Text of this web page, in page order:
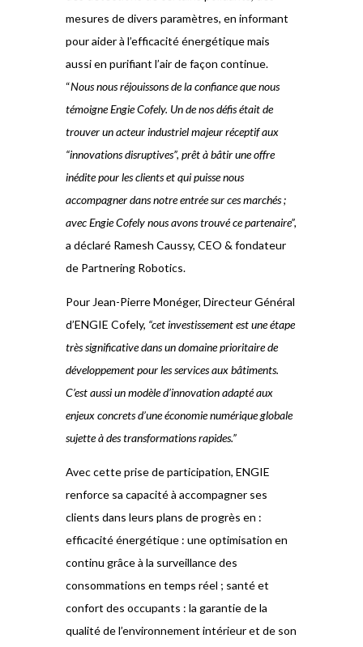
mesures de divers paramètres, en informant
pour aider à l’efficacité énergétique mais
aussi en purifiant l’air de façon continue.
“Nous nous réjouissons de la confiance que nous
témoigne Engie Cofely. Un de nos défis était de
trouver un acteur industriel majeur réceptif aux
“innovations disruptives”, prêt à bâtir une offre
inédite pour les clients et qui puisse nous
accompagner dans notre entrée sur ces marchés ;
avec Engie Cofely nous avons trouvé ce partenaire”,
a déclaré Ramesh Caussy, CEO & fondateur
de Partnering Robotics.
Pour Jean-Pierre Monéger, Directeur Général
d’ENGIE Cofely, “cet investissement est une étape
très significative dans un domaine prioritaire de
développement pour lesservices aux bâtiments.
C’est aussi un modèle d’innovation adapté aux
enjeux concrets d’une économienumérique globale
sujette à des transformations rapides.”
Avec cette prise de participation, ENGIE
renforce sa capacité à accompagner ses
clients dans leurs plans de progrès en :
efficacité énergétique : une optimisation en
continu grâce à la surveillance des
consommations en temps réel ; santé et
confort des occupants : la garantie de la
qualité de l’environnement intérieur et de son